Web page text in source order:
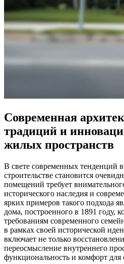
Современная
традиций и
жилых пространств
В свете современных тенденций в
строительстве становится
помещений требует
исторического наследия и
ярких примеров такого подхода
дома, построенного в 1891 году,
требованиям современного
в рамках своей исторической
включает не только
переосмысление внутреннего
функциональность и комфорт для